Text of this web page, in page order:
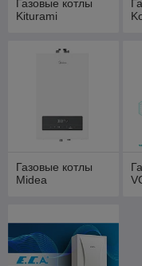
Газовые котлы
Kiturami
Газовые котлы
Midea